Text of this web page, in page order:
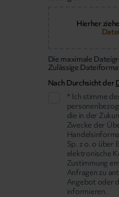
Hierher
Die maximale
Zulässige
Nach Durchsicht der
* Ich stimme
die in der
Zwecke der
Sp. z o. o über
elektronische
Zustimmung
Anfragen zu
Angebot oder
informieren.